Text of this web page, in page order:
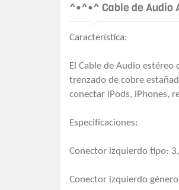
^•^•^ Cable de
Característica:
El Cable de Audio
trenzado de cobre
conectar iPods, iPhones,
Especificaciones:
Conector izquierdo tipo:
Conector izquierdo